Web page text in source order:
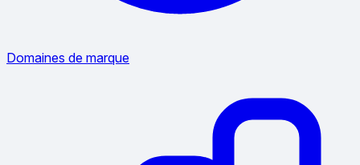
Domaines de marque